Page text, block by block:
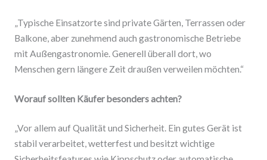
„Typische Einsatzorte sind private Gärten, Terrassen oder
Balkone, aber zunehmend auch gastronomische Betriebe
mit Außengastronomie. Generell überall dort, wo
Menschen gern längere Zeit draußen verweilen möchten.“
Worauf sollten Käufer besonders achten?
„Vor allem auf Qualität und Sicherheit. Ein gutes Gerät ist
stabil verarbeitet, wetterfest und besitzt wichtige